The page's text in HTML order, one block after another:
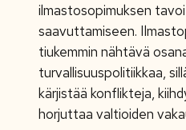
ilmastosopimuksen
saavuttamiseen.
tiukemmin nähtävä
turvallisuuspolitiikkaa,
kärjistää konflikteja,
horjuttaa valtioiden